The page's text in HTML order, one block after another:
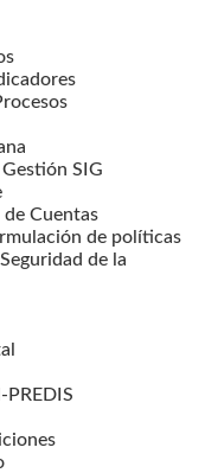
SIG
Cuentas
de políticas
de la
PREDIS